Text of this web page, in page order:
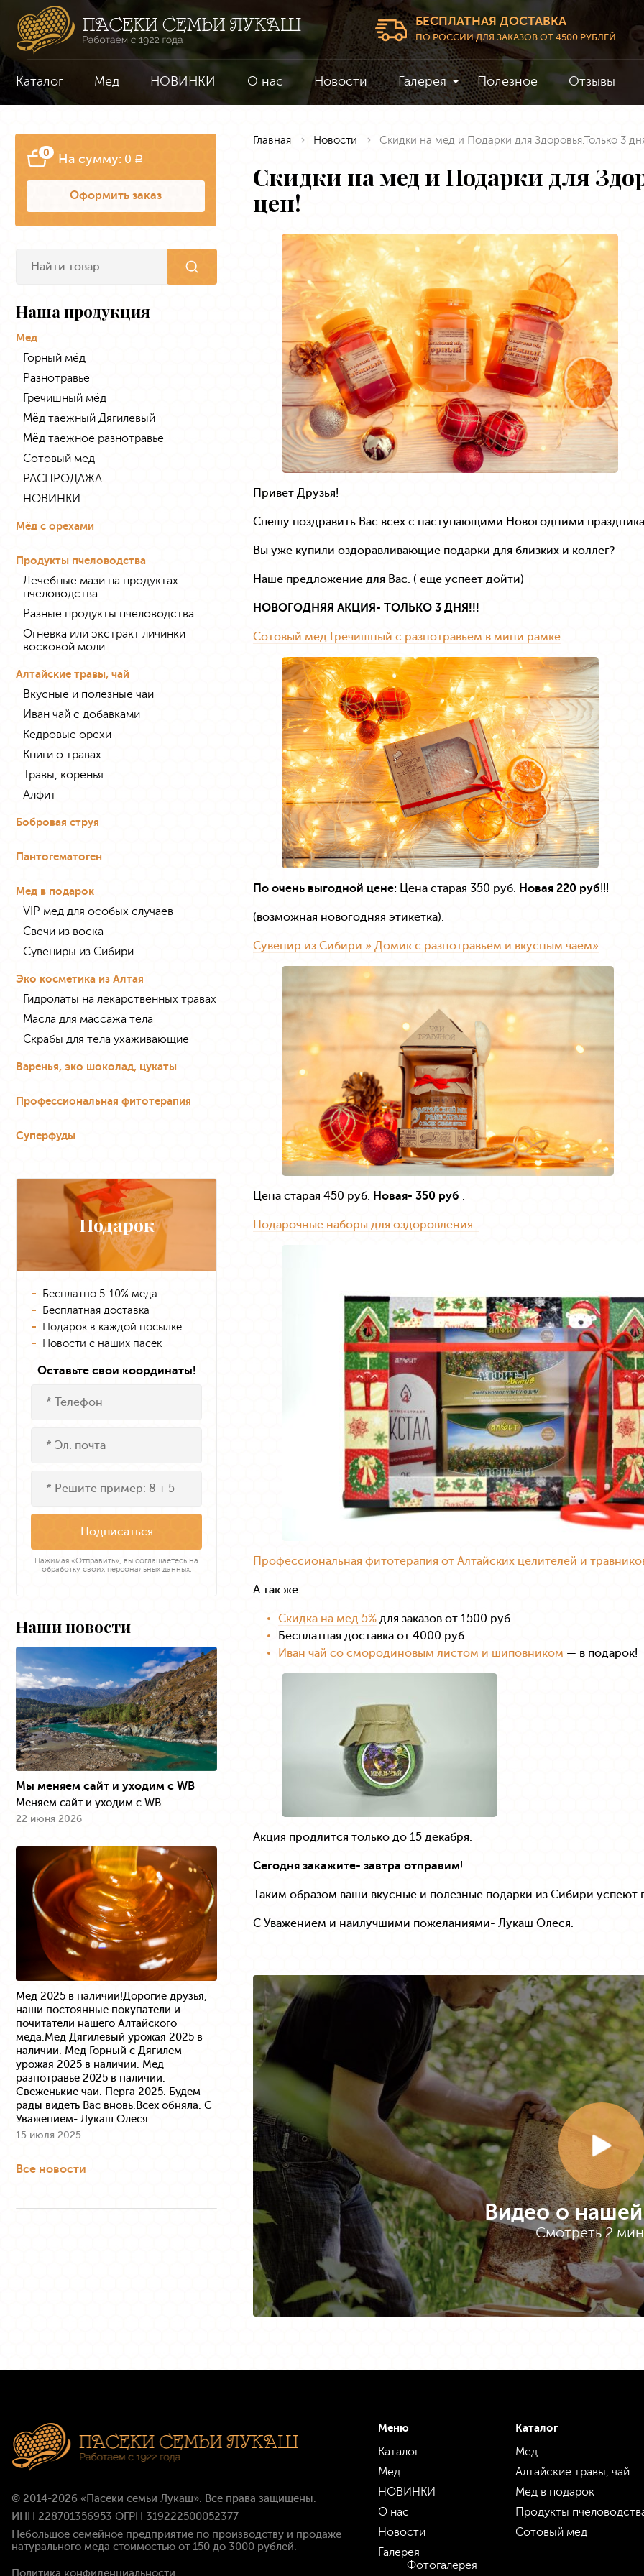
БЕСПЛАТНАЯ ДОСТАВКА
ПО РОССИИ ДЛЯ ЗАКАЗОВ ОТ 4500 РУБЛЕЙ
Каталог Мед НОВИНКИ О нас Новости Галерея Полезное Отзывы
0 На сумму: 0 a
Оформить заказ
Наша продукция
Мед
Горный мёд
Разнотравье
Гречишный мёд
Мёд таежный Дягилевый
Мёд таежное разнотравье
Сотовый мед
РАСПРОДАЖА
НОВИНКИ
Мёд с орехами
Продукты пчеловодства
Лечебные мази на продуктах
пчеловодства
Разные продукты пчеловодства
Огневка или экстракт личинки
восковой моли
Алтайские травы, чай
Вкусные и полезные чаи
Иван чай с добавками
Кедровые орехи
Книги о травах
Травы, коренья
Алфит
Бобровая струя
Пантогематоген
Мед в подарок
VIP мед для особых случаев
Свечи из воска
Сувениры из Сибири
Эко косметика из Алтая
Гидролаты на лекарственных травах
Масла для массажа тела
Скрабы для тела ухаживающие
Варенья, эко шоколад, цукаты
Профессиональная фитотерапия
Суперфуды
Подарок
Бесплатно 5-10% меда
Бесплатная доставка
Подарок в каждой посылке
Новости с наших пасек
Оставьте свои координаты!
Подписаться
Нажимая «Отправить», вы соглашаетесь на
обработку своих персональных данных.
Наши новости
Мы меняем сайт и уходим с WB
Меняем сайт и уходим с WB
22 июня 2026
Мед 2025 в наличии!Дорогие друзья,
наши постоянные покупатели и
почитатели нашего Алтайского
меда.Мед Дягилевый урожая 2025 в
наличии. Мед Горный с Дягилем
урожая 2025 в наличии. Мед
разнотравье 2025 в наличии.
Свеженькие чаи. Перга 2025. Будем
рады видеть Вас вновь.Всех обняла. С
Уважением- Лукаш Олеся.
15 июля 2025
Все новости
Главная Новости Скидки на мед и Подарки для Здоровья.Только 3
Скидки на мед и Подарки для
цен!
Привет Друзья!
Спешу поздравить Вас всех с наступающими Новогодними
Вы уже купили оздоравливающие подарки для близких и коллег?
Наше предложение для Вас. ( еще успеет дойти)
НОВОГОДНЯЯ АКЦИЯ- ТОЛЬКО 3 ДНЯ!!!
Сотовый мёд Гречишный с разнотравьем в мини рамке
По очень выгодной цене: Цена старая 350 руб. Новая 220 руб!!!
(возможная новогодняя этикетка).
Сувенир из Сибири » Домик с разнотравьем и вкусным чаем»
Цена старая 450 руб. Новая- 350 руб .
Подарочные наборы для оздоровления .
Профессиональная фитотерапия от Алтайских целителей и
А так же :
Скидка на мёд 5% для заказов от 1500 руб.
Бесплатная доставка от 4000 руб.
Иван чай со смородиновым листом и шиповником — в подарок!
Акция продлится только до 15 декабря.
Сегодня закажите- завтра отправим!
Таким образом ваши вкусные и полезные подарки из Сибири успеют
С Уважением и наилучшими пожеланиями- Лукаш Олеся.
Видео о нашей
Смотреть 2
© 2014-2026 «Пасеки семьи Лукаш». Все права защищены.
ИНН 228701356953 ОГРН 319222500052377
Небольшое семейное предприятие по производству и продаже
натурального меда стоимостью от 150 до 3000 рублей.
Политика конфиденциальности
Меню
Каталог
Мед
НОВИНКИ
О нас
Новости
Галерея
Фотогалерея
Каталог
Мед
Алтайские травы, чай
Мед в подарок
Продукты
Сотовый мед